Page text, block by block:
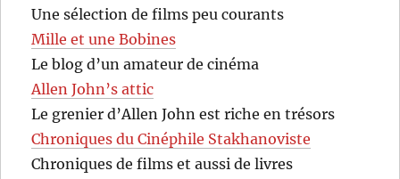
Une sélection de films peu courants
Mille et une Bobines
Le blog d’un amateur de cinéma
Allen John’s attic
Le grenier d’Allen John est riche en trésors
Chroniques du Cinéphile Stakhanoviste
Chroniques de films et aussi de livres